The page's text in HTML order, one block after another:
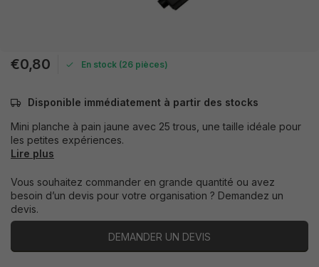
€0,80 En stock (26 pièces)
Disponible immédiatement à partir des stocks
Mini planche à pain jaune avec 25 trous, une taille idéale pour
les petites expériences.
Lire plus
Vous souhaitez commander en grande quantité ou avez
besoin d’un devis pour votre organisation ? Demandez un
devis.
DEMANDER UN DEVIS